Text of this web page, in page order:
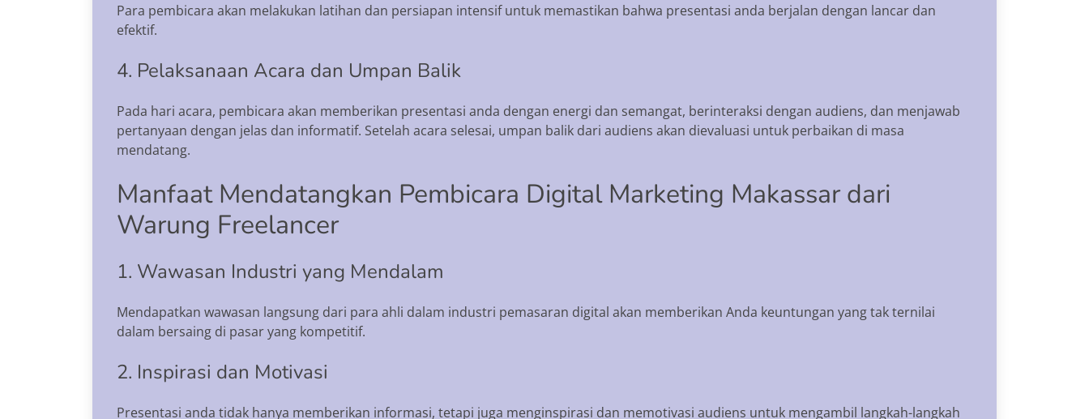
Para pembicara akan melakukan latihan dan persiapan intensif untuk memastikan bahwa presentasi anda berjalan dengan lancar dan
efektif.
4. Pelaksanaan Acara dan Umpan Balik
Pada hari acara, pembicara akan memberikan presentasi anda dengan energi dan semangat, berinteraksi dengan audiens, dan menjawab
pertanyaan dengan jelas dan informatif. Setelah acara selesai, umpan balik dari audiens akan dievaluasi untuk perbaikan di masa
mendatang.
Manfaat Mendatangkan Pembicara Digital Marketing Makassar dari
Warung Freelancer
1. Wawasan Industri yang Mendalam
Mendapatkan wawasan langsung dari para ahli dalam industri pemasaran digital akan memberikan Anda keuntungan yang tak ternilai
dalam bersaing di pasar yang kompetitif.
2. Inspirasi dan Motivasi
Presentasi anda tidak hanya memberikan informasi, tetapi juga menginspirasi dan memotivasi audiens untuk mengambil langkah-langkah